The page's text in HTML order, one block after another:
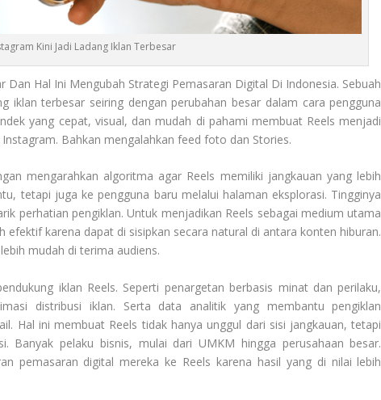
Kini Jadi Ladang Iklan Terbesar
Dan Hal Ini Mengubah Strategi Pemasaran Digital Di Indonesia. Sebuah
iklan terbesar seiring dengan perubahan besar dalam cara pengguna
yang cepat, visual, dan mudah di pahami membuat Reels menjadi
Bahkan mengalahkan feed foto dan Stories.
mengarahkan algoritma agar Reels memiliki jangkauan yang lebih
tetapi juga ke pengguna baru melalui halaman eksplorasi. Tingginya
perhatian pengiklan. Untuk menjadikan Reels sebagai medium utama
efektif karena dapat di sisipkan secara natural di antara konten hiburan.
mudah di terima audiens.
iklan Reels. Seperti penargetan berbasis minat dan perilaku,
distribusi iklan. Serta data analitik yang membantu pengiklan
Hal ini membuat Reels tidak hanya unggul dari sisi jangkauan, tetapi
Banyak pelaku bisnis, mulai dari UMKM hingga perusahaan besar.
pemasaran digital mereka ke Reels karena hasil yang di nilai lebih